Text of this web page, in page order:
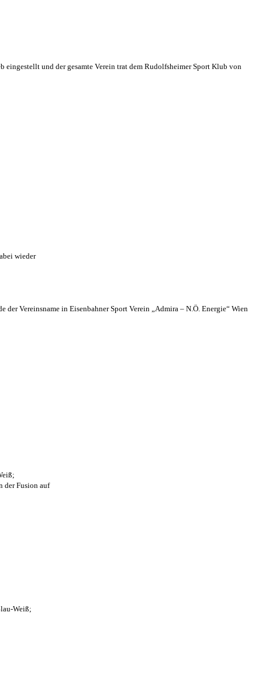
eingestellt und der gesamte Verein trat dem Rudolfsheimer Sport Klub von
wieder
der Vereinsname in Eisenbahner Sport Verein „Admira – N.Ö. Energie“ Wien
der Fusion auf
Weiß;